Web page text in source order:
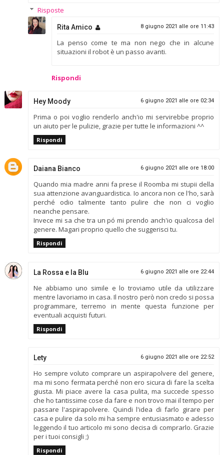
Risposte
Rita Amico 8 giugno 2021 alle ore 11:43
La penso come te ma non nego che in alcune
situazioni il robot è un passo avanti.
Rispondi
Hey Moody 6 giugno 2021 alle ore 02:34
Prima o poi voglio renderlo anch'io mi servirebbe proprio
un aiuto per le pulizie, grazie per tutte le informazioni ^^
Rispondi
Daiana Bianco 6 giugno 2021 alle ore 18:00
Quando mia madre anni fa prese il Roomba mi stupii della
sua attenzione avanguardistica. Io ancora non ce l'ho, sarà
perché odio talmente tanto pulire che non ci voglio
neanche pensare.
Invece mi sa che tra un pó mi prendo anch'io qualcosa del
genere. Magari proprio quello che suggerisci tu.
Rispondi
La Rossa e la Blu 6 giugno 2021 alle ore 22:44
Ne abbiamo uno simile e lo troviamo utile da utilizzare
mentre lavoriamo in casa. Il nostro però non credo si possa
programmare, terremo in mente questa funzione per
eventuali acquisti futuri.
Rispondi
Lety 6 giugno 2021 alle ore 22:52
Ho sempre voluto comprare un aspirapolvere del genere,
ma mi sono fermata perché non ero sicura di fare la scelta
giusta. Mi piace avere la casa pulita, ma succede spesso
che ho tantissime cose da fare e non trovo mai il tempo per
passare l'aspirapolvere. Quindi l'idea di farlo girare per
casa e pulire da solo mi ha sempre entusiasmato e adesso
leggendo il tuo articolo mi sono decisa di comprarlo. Grazie
per i tuoi consigli ;)
Rispondi